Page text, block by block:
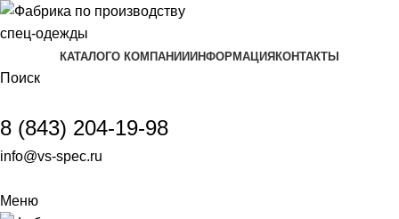
КАТАЛОГО КОМПАНИИ ИНФОРМАЦИЯ КОНТАКТЫ
Поиск
8 (843) 204-19-98
info@vs-spec.ru
Меню